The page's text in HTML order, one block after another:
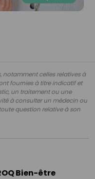
notamment celles relatives à
fournies à titre indicatif et
un traitement ou une
à consulter un médecin ou
question relative à son
Bien-être